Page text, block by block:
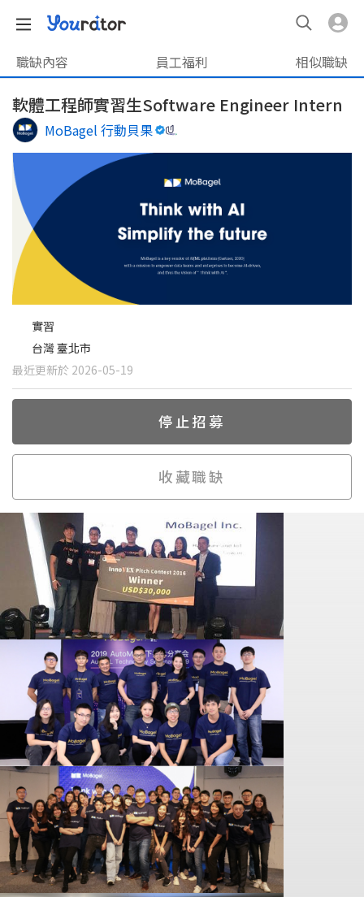
職缺內容 員工福利 相似職缺
軟體工程師實習生Software Engineer Intern
MoBagel 行動貝果
實習
台灣 臺北市
最近更新於 2026-05-19
停止招募
收藏職缺